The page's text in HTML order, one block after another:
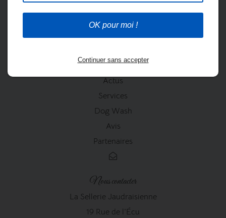
Nos marques
Actus
Services
Dog Wash
Avis
Partenaires
Nous contacter
La Sellerie Jaudraisienne
19 Rue de l'Écu
OK pour moi !
Continuer sans accepter